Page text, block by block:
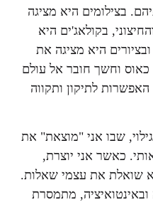
בצילומים היא מציגה
בקולאג'ים היא
היא מציגה את
וחשך חובר אל עולם
לתיקון ותקווה
שבו אני "מוצאת" את
כאשר אני יוצרת,
שואלת את עצמי שאלות.
מתמסרת